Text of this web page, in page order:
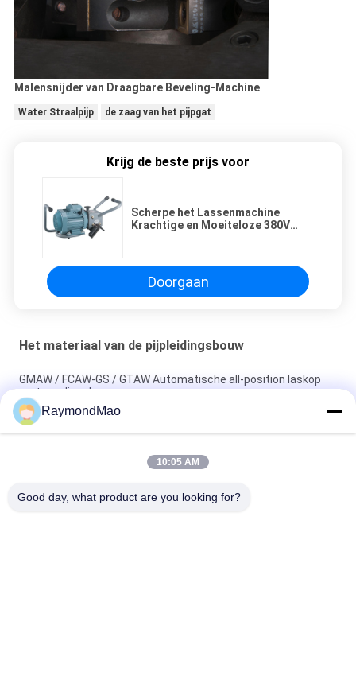
Malensnijder van Draagbare Beveling-Machine
Water Straalpijp de zaag van het pijpgat
Krijg de beste prijs voor
Scherpe het Lassenmachine
Krachtige en Moeiteloze 380V
Doorgaan
Het materiaal van de pijpleidingsbouw
GMAW / FCAW-GS / GTAW Automatische all-position laskop
met voedingsbron
Automatische lasmachine voor alle posities met
laserkalibratie en tracking draagbare lastractor
Automatisch Dubbel het Lassenvervoer van de Lassentoorts
RaymondMao
10:05 AM
Good day, what product are you looking for?